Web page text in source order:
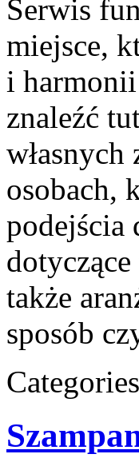
Serwis
miejsce,
i
znaleźć
własnych
osobach,
podejścia
także
sposób